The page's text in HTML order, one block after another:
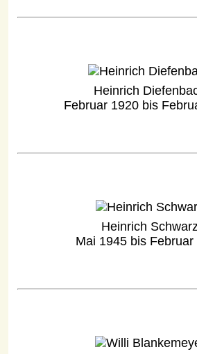
Heinrich
Februar 1920 bis
Heinrich
Mai 1945 bis Februar